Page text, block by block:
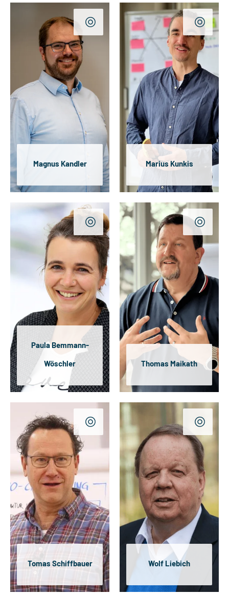
Magnus Kandler Marius Kunkis
Paula Bemmann-
Wöschler
Thomas Maikath
Tomas Schiffbauer Wolf Liebich